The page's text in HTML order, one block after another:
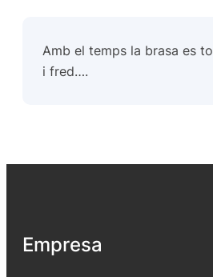
Amb el temps la brasa es
i fred….
Empresa